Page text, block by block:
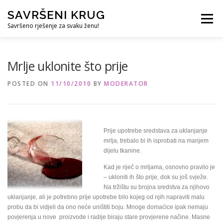
content
SAVRŠENI KRUG
Savršeno rješenje za svaku ženu!
Menu
Mrlje uklonite što prije
POSTED ON 11/10/2010 BY MODERATOR
Prije upotrebe sredstava za uklanjanje
mrlja, trebalo bi ih isprobati na manjem
dijelu tkanine.
Kad je riječ o mrljama, osnovno pravilo je
– ukloniti ih što prije, dok su još svježe.
Na tržištu su brojna sredstva za njihovo
uklanjanje, ali je potrebno prije upotrebe bilo kojeg od njih napraviti malu
probu da bi vidjeli da ono neće uništiti boju. Mnoge domaćice ipak nemaju
povjerenja u nove proizvode i radije biraju stare provjerene načine. Masne